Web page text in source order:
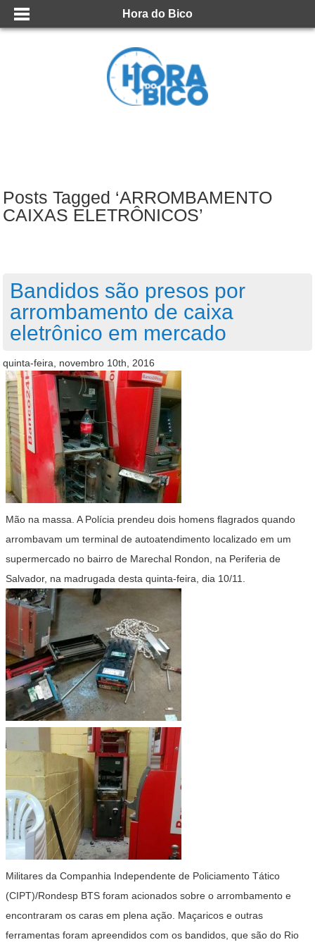
Hora do Bico
Posts Tagged ‘ARROMBAMENTO
CAIXAS ELETRÔNICOS’
Bandidos são presos por
arrombamento de caixa
eletrônico em mercado
quinta-feira, novembro 10th, 2016
Mão na massa. A Polícia prendeu dois homens flagrados quando
arrombavam um terminal de autoatendimento localizado em um
supermercado no bairro de Marechal Rondon, na Periferia de
Salvador, na madrugada desta quinta-feira, dia 10/11.
Militares da Companhia Independente de Policiamento Tático
(CIPT)/Rondesp BTS foram acionados sobre o arrombamento e
encontraram os caras em plena ação. Maçaricos e outras
ferramentas foram apreendidos com os bandidos, que são do Rio